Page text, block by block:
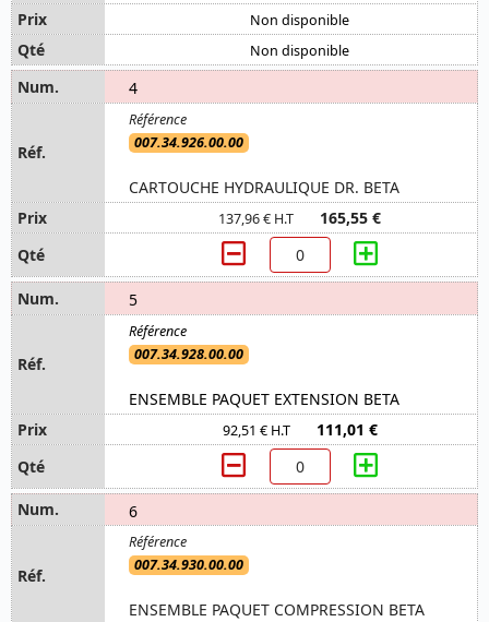
Non disponible
Non disponible
4
007.34.926.00.00
CARTOUCHE HYDRAULIQUE DR. BETA
137,96 € H.T 165,55 €
5
007.34.928.00.00
ENSEMBLE PAQUET EXTENSION BETA
92,51 € H.T 111,01 €
6
007.34.930.00.00
ENSEMBLE PAQUET COMPRESSION BETA